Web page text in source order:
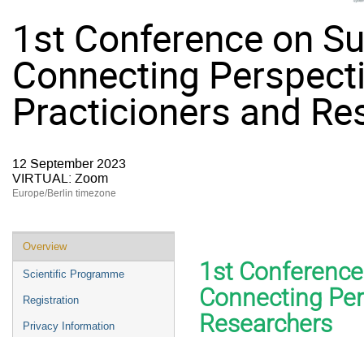
1st Conference on
Connecting
Practicioners and
12 September 2023
VIRTUAL: Zoom
Europe/Berlin timezone
Event
menu
Overview
Scientific Programme
Registration
Privacy Information
1st
Connecting
Researchers